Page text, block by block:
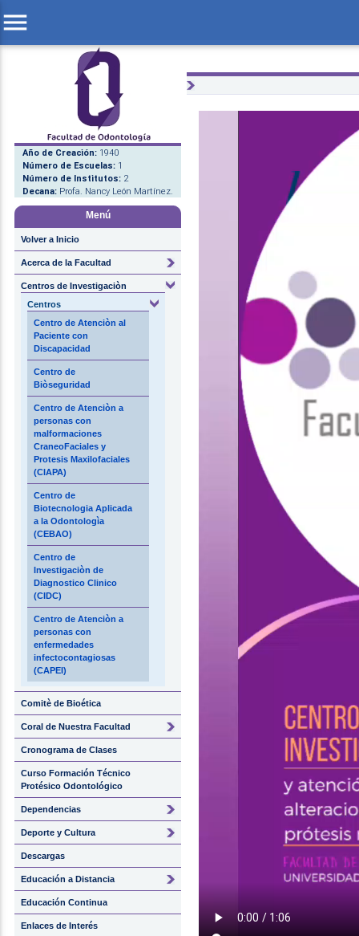
menu
Año de Creación: 1940
Número de Escuelas: 1
Número de Institutos: 2
Decana: Profa. Nancy León Martínez.
Menú
Volver a Inicio
Acerca de la Facultad
Centros de Investigaciòn
Centros
Centro de Atenciòn al
Paciente con
Discapacidad
Centro de
Biòseguridad
Centro de Atenciòn a
personas con
malformaciones
CraneoFaciales y
Protesis Maxilofaciales
(CIAPA)
Centro de
Biotecnologia Aplicada
a la Odontologìa
(CEBAO)
Centro de
Investigaciòn de
Diagnostico Clinico
(CIDC)
Centro de Atenciòn a
personas con
enfermedades
infectocontagiosas
(CAPEI)
Comitè de Bioética
Coral de Nuestra Facultad
Cronograma de Clases
Curso Formación Técnico
Protésico Odontológico
Dependencias
Deporte y Cultura
Descargas
Educación a Distancia
Educación Continua
Enlaces de Interés